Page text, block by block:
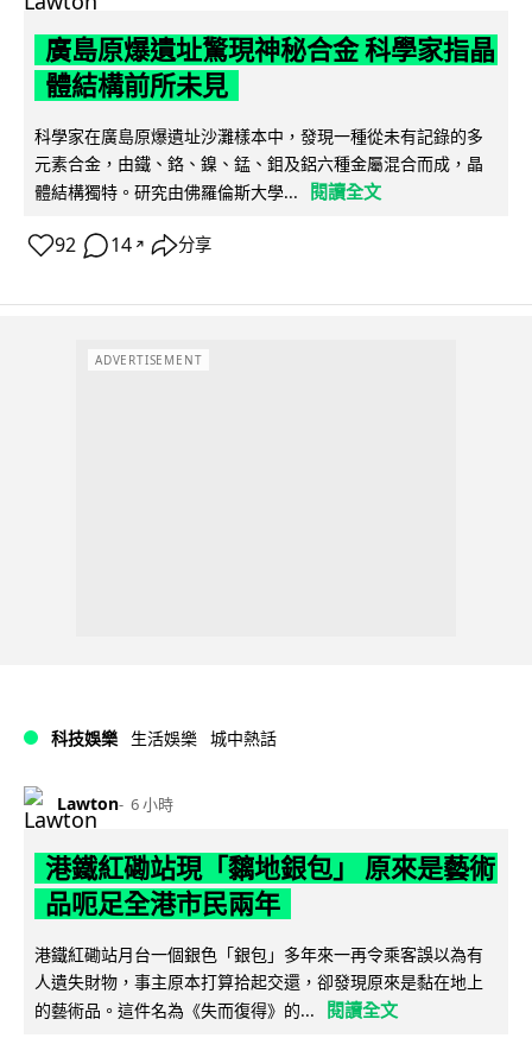
廣島原爆遺址驚現神秘合金 科學家指晶
體結構前所未見
科學家在廣島原爆遺址沙灘樣本中，發現一種從未有記錄的多
元素合金，由鐵、鉻、鎳、錳、鉬及鋁六種金屬混合而成，晶
體結構獨特。研究由佛羅倫斯大學...
閱讀全文
92 14 ↗ 分享
ADVERTISEMENT
科技娛樂 生活娛樂 城中熱話
Lawton 6 小時
港鐵紅磡站現「黐地銀包」 原來是藝術
品呃足全港市民兩年
港鐵紅磡站月台一個銀色「銀包」多年來一再令乘客誤以為有
人遺失財物，事主原本打算拾起交還，卻發現原來是黏在地上
的藝術品。這件名為《失而復得》的...
閱讀全文